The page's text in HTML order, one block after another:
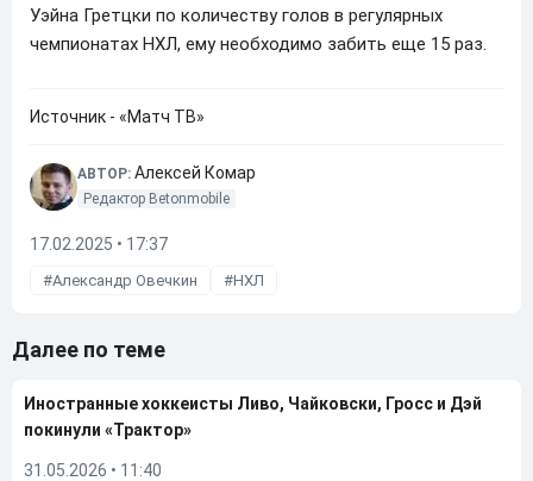
Уэйна Гретцки по количеству голов в регулярных
чемпионатах НХЛ, ему необходимо забить еще 15 раз.
Источник - «Матч ТВ»
АВТОР: Алексей Комар
Редактор Betonmobile
17.02.2025 • 17:37
Александр Овечкин НХЛ
Далее по теме
Иностранные хоккеисты Ливо, Чайковски, Гросс и Дэй
покинули «Трактор»
31.05.2026 • 11:40